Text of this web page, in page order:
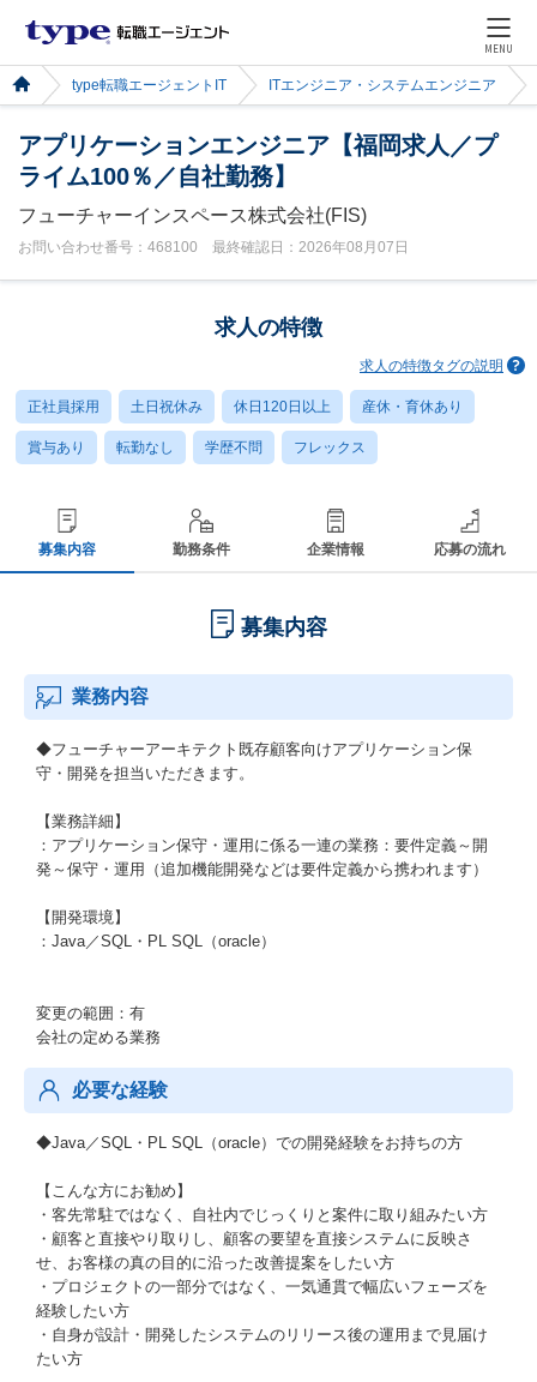
MENU
type転職エージェントIT ITエンジニア・システムエンジニア
アプリケーションエンジニア【福岡求人／プ
ライム100％／自社勤務】
フューチャーインスペース株式会社(FIS)
お問い合わせ番号：468100 最終確認日：2026年08月07日
求人の特徴
求人の特徴タグの説明
正社員採用 土日祝休み 休日120日以上 産休・育休あり
賞与あり 転勤なし 学歴不問 フレックス
募集内容 勤務条件 企業情報 応募の流れ
募集内容
業務内容
◆フューチャーアーキテクト既存顧客向けアプリケーション保
守・開発を担当いただきます。
【業務詳細】
：アプリケーション保守・運用に係る一連の業務：要件定義～開
発～保守・運用（追加機能開発などは要件定義から携われます）
【開発環境】
：Java／SQL・PL SQL（oracle）
変更の範囲：有
会社の定める業務
必要な経験
◆Java／SQL・PL SQL（oracle）での開発経験をお持ちの方
【こんな方にお勧め】
・客先常駐ではなく、自社内でじっくりと案件に取り組みたい方
・顧客と直接やり取りし、顧客の要望を直接システムに反映さ
せ、お客様の真の目的に沿った改善提案をしたい方
・プロジェクトの一部分ではなく、一気通貫で幅広いフェーズを
経験したい方
・自身が設計・開発したシステムのリリース後の運用まで見届け
たい方